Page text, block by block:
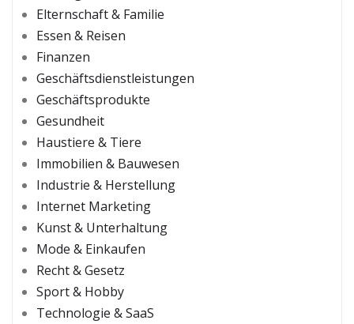
Elternschaft & Familie
Essen & Reisen
Finanzen
Geschäftsdienstleistungen
Geschäftsprodukte
Gesundheit
Haustiere & Tiere
Immobilien & Bauwesen
Industrie & Herstellung
Internet Marketing
Kunst & Unterhaltung
Mode & Einkaufen
Recht & Gesetz
Sport & Hobby
Technologie & SaaS